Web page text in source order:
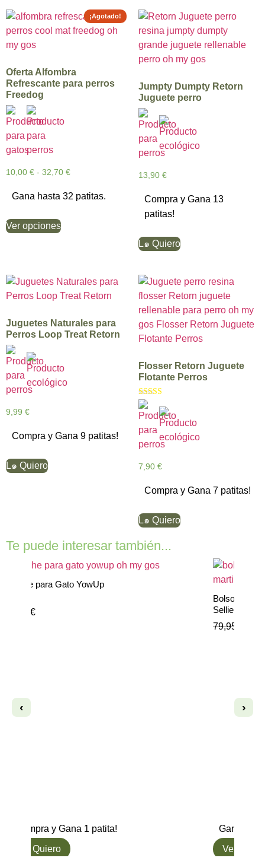
Oferta Alfombra
Refrescante para perros
Freedog
10,00 € - 32,70 €
Gana hasta 32 patitas.
Ver opciones
¡Agotado!
Jumpty Dumpty Retorn
Juguete perro
13,90 €
Compra y Gana 13
patitas!
L๑ Quiero
Juguetes Naturales para
Perros Loop Treat Retorn
9,99 €
Compra y Gana 9 patitas!
L๑ Quiero
Flosser Retorn Juguete
Flotante Perros
Valorado con
5.00
de 5
7,90 €
Compra y Gana 7 patitas!
L๑ Quiero
Te puede interesar también...
‹
Leche para Gato YowUp
€
Compra y Gana 1 patita!
L๑ Quiero
Bolso
Sellier
79,95
Gana
Ver
›